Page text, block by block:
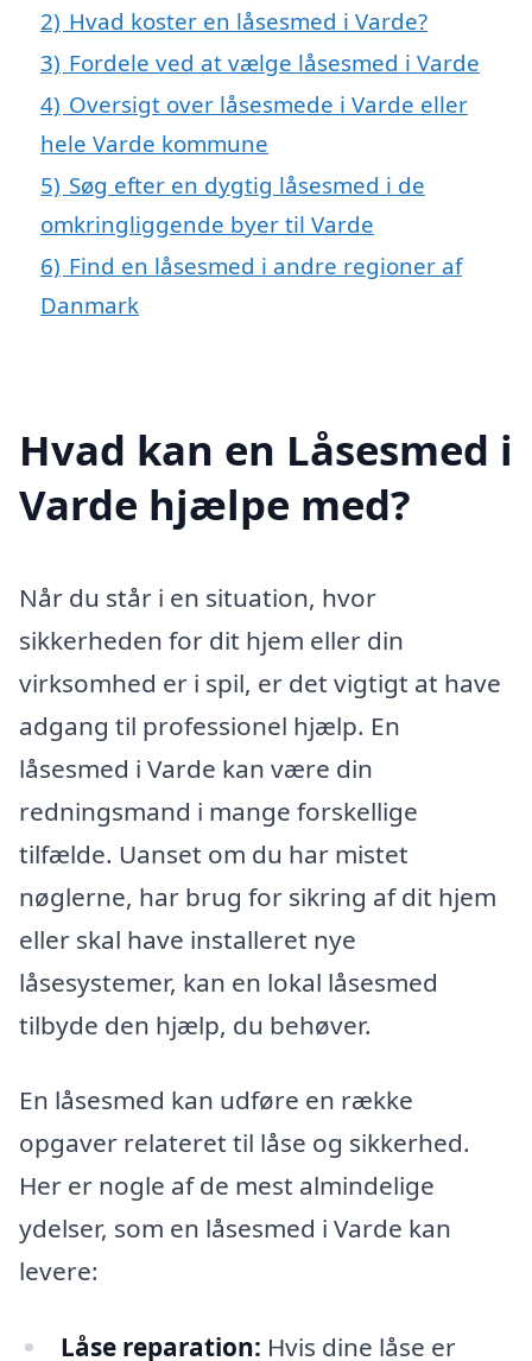
2) Hvad koster en låsesmed i Varde?
3) Fordele ved at vælge låsesmed i Varde
4) Oversigt over låsesmede i Varde eller
hele Varde kommune
5) Søg efter en dygtig låsesmed i de
omkringliggende byer til Varde
6) Find en låsesmed i andre regioner af
Danmark
Hvad kan en Låsesmed i
Varde hjælpe med?
Når du står i en situation, hvor
sikkerheden for dit hjem eller din
virksomhed er i spil, er det vigtigt at have
adgang til professionel hjælp. En
låsesmed i Varde kan være din
redningsmand i mange forskellige
tilfælde. Uanset om du har mistet
nøglerne, har brug for sikring af dit hjem
eller skal have installeret nye
låsesystemer, kan en lokal låsesmed
tilbyde den hjælp, du behøver.
En låsesmed kan udføre en række
opgaver relateret til låse og sikkerhed.
Her er nogle af de mest almindelige
ydelser, som en låsesmed i Varde kan
levere:
Låse reparation: Hvis dine låse er